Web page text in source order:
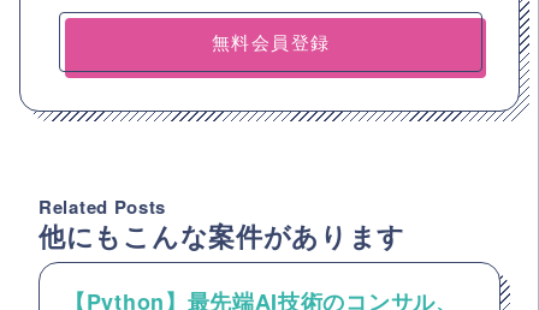
無料会員登録
Related Posts
他にもこんな案件があります
【Python】最先端AI技術のコンサル、